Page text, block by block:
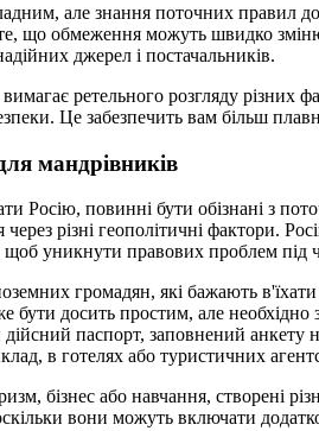
але знання поточних правил
що обмеження можуть швидко
джерел і постачальників.
ретельного розгляду різних
Це забезпечить вам більш
мандрівників
Росію, повинні бути обізнані з
різні геополітичні фактори.
щоб уникнути правових проблем під
громадян, які бажають
досить простим, але необхідно
паспорт, заповнений анкету
в готелях або туристичних
бізнес або навчання, створені
вони можуть включати